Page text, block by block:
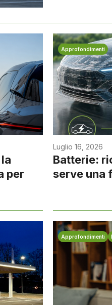
per
Approfondimenti
Luglio 16, 2026
Batterie:
serve una
Approfondimenti